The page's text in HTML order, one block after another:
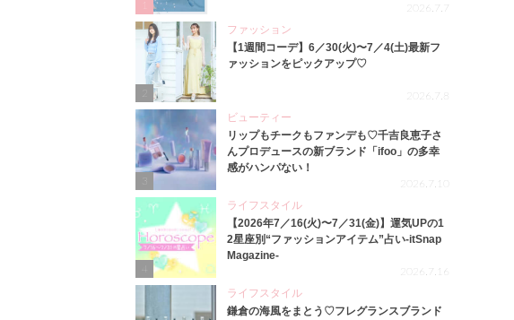
2026.7.7
ファッション
【1週間コーデ】6／30(火)〜7／4(土)最新フ
ァッションをピックアップ♡
2026.7.8
3
ビューティー
リップもチークもファンデも♡千吉良恵子さ
んプロデュースの新ブランド「ifoo」の多幸
感がハンパない！
2026.7.10
4
ライフスタイル
【2026年7／16(火)〜7／31(金)】運気UPの1
2星座別“ファッションアイテム”占い-itSnap
Magazine-
2026.7.16
ライフスタイル
鎌倉の海風をまとう♡フレグランスブランド